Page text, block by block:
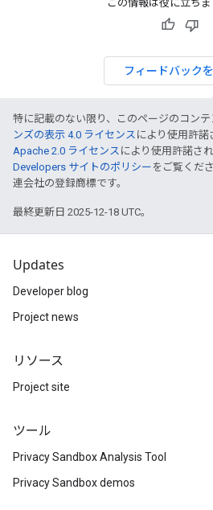
この情報は役に立ちま
フィードバック
特に記載のない限り、このページのコンテ
ンズの表示 4.0 ライセンス により使用許諾
Apache 2.0 ライセンス により使用許諾さ
Developers サイトのポリシー をご覧くだ
連会社の登録商標です。
最終更新日 2025-12-18 UTC。
Updates
Developer blog
Project news
リソース
Project site
ツール
Privacy Sandbox Analysis Tool
Privacy Sandbox demos